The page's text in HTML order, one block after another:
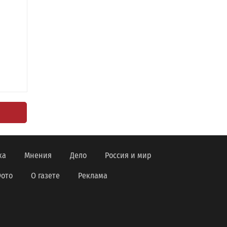
Мнения Дело Россия и мир
О газете Реклама